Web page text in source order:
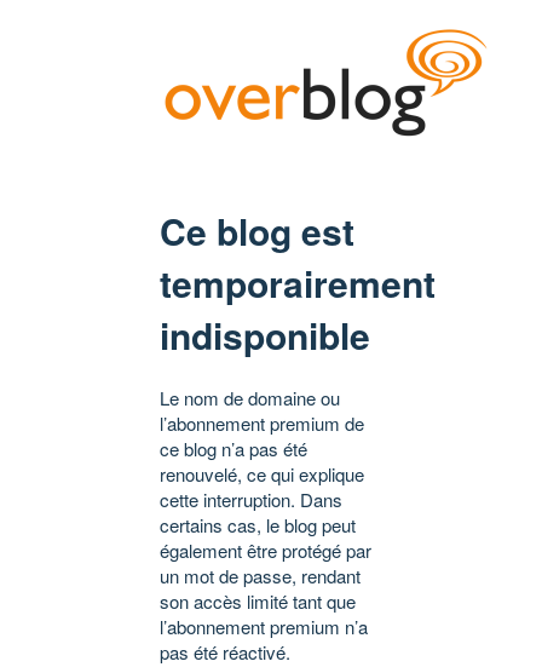
Ce blog est
temporairement
indisponible
Le nom de domaine ou
l’abonnement premium de
ce blog n’a pas été
renouvelé, ce qui explique
cette interruption. Dans
certains cas, le blog peut
également être protégé par
un mot de passe, rendant
son accès limité tant que
l’abonnement premium n’a
pas été réactivé.